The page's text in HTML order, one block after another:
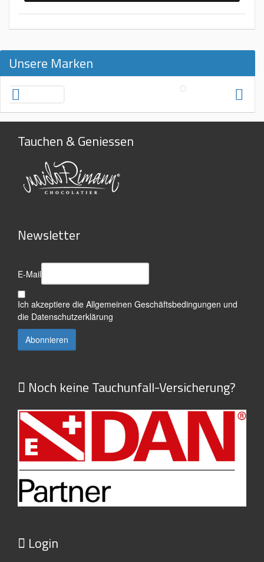
Unsere Marken
Tauchen & Geniessen
Newsletter
E-Mail
Ich akzeptiere die Allgemeinen Geschäftsbedingungen und
die Datenschutzerklärung
Noch keine Tauchunfall-Versicherung?
Login